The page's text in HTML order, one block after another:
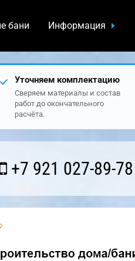
бани Информация
Уточняем комплектацию
Сверяем материалы и состав
работ до окончательного
расчёта.
+7 921 027-89-78